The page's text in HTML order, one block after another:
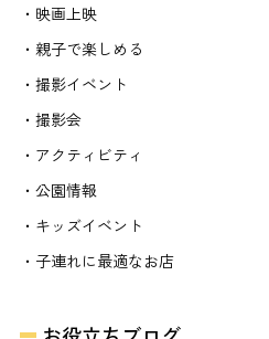
・映画上映
・親子で楽しめる
・撮影イベント
・撮影会
・アクティビティ
・公園情報
・キッズイベント
・子連れに最適なお店